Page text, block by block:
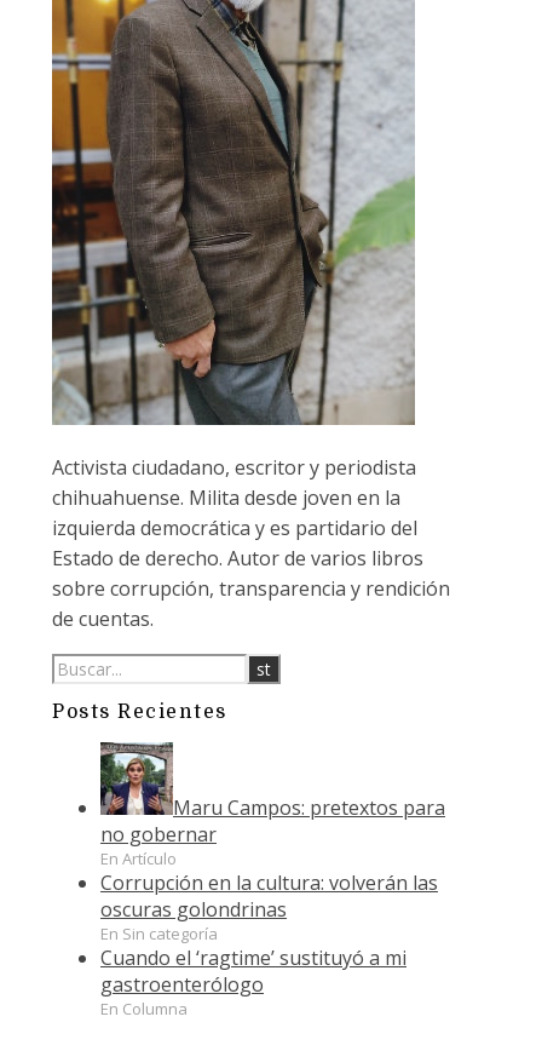
Activista ciudadano, escritor y periodista
chihuahuense. Milita desde joven en la
izquierda democrática y es partidario del
Estado de derecho. Autor de varios libros
sobre corrupción, transparencia y rendición
de cuentas.
Posts Recientes
Maru Campos: pretextos para
no gobernar
En Artículo
Corrupción en la cultura: volverán las
oscuras golondrinas
En Sin categoría
Cuando el ‘ragtime’ sustituyó a mi
gastroenterólogo
En Columna